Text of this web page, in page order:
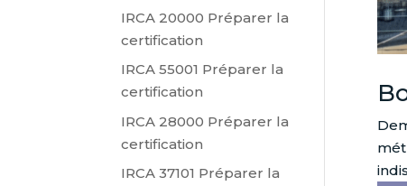
IRCA 20000 Préparer la
certification
IRCA 55001 Préparer la
certification
IRCA 28000 Préparer la
certification
IRCA 37101 Préparer la